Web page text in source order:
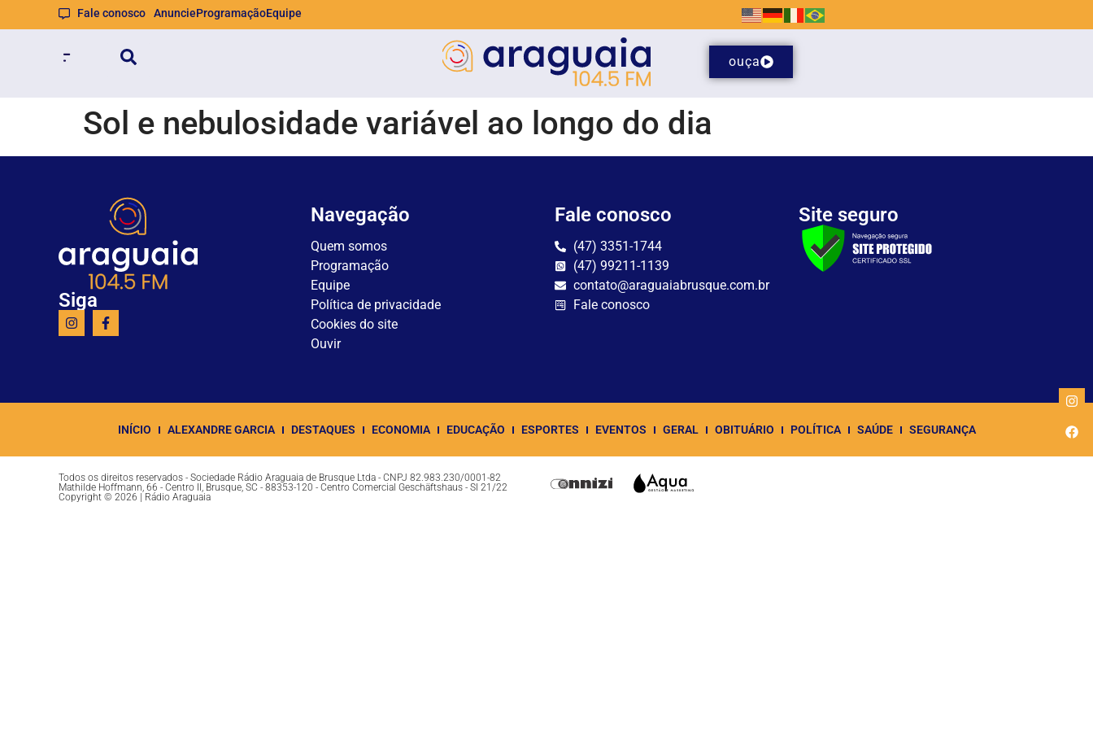
Fale conosco AnuncieProgramaçãoEquipe
ouça
Sol e nebulosidade variável ao longo do dia
Siga
Navegação
Quem somos
Programação
Equipe
Política de privacidade
Cookies do site
Ouvir
Fale conosco
(47) 3351-1744
(47) 99211-1139
contato@araguaiabrusque.com.br
Fale conosco
Site seguro
INÍCIO ALEXANDRE GARCIA DESTAQUES ECONOMIA EDUCAÇÃO ESPORTES EVENTOS GERAL OBITUÁRIO POLÍTICA SAÚDE SEGURANÇA
Todos os direitos reservados - Sociedade Rádio Araguaia de Brusque Ltda - CNPJ 82.983.230/0001-82
Mathilde Hoffmann, 66 - Centro II, Brusque, SC - 88353-120 - Centro Comercial Geschäftshaus - Sl 21/22
Copyright © 2026 | Rádio Araguaia